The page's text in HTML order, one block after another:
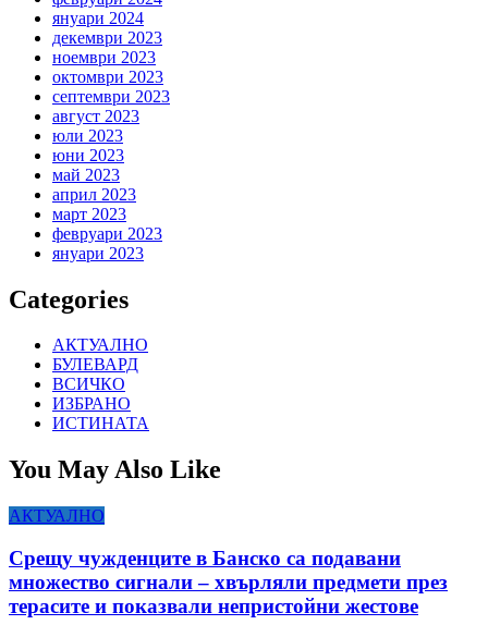
януари 2024
декември 2023
ноември 2023
октомври 2023
септември 2023
август 2023
юли 2023
юни 2023
май 2023
април 2023
март 2023
февруари 2023
януари 2023
Categories
АКТУАЛНО
БУЛЕВАРД
ВСИЧКО
ИЗБРАНО
ИСТИНАТА
You May Also Like
АКТУАЛНО
Срещу чужденците в Банско са подавани
множество сигнали – хвърляли предмети през
терасите и показвали непристойни жестове